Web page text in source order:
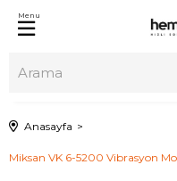
Menu
Anasayfa
Miksan VK 6-5200 Vibrasyon